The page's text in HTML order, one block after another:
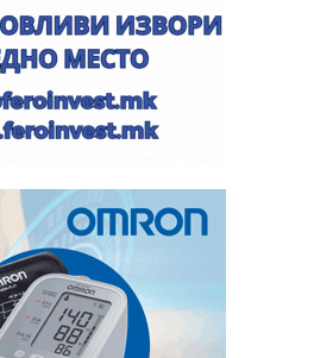
знаме на вчерашната
на отворањето на ЗОИ 2026